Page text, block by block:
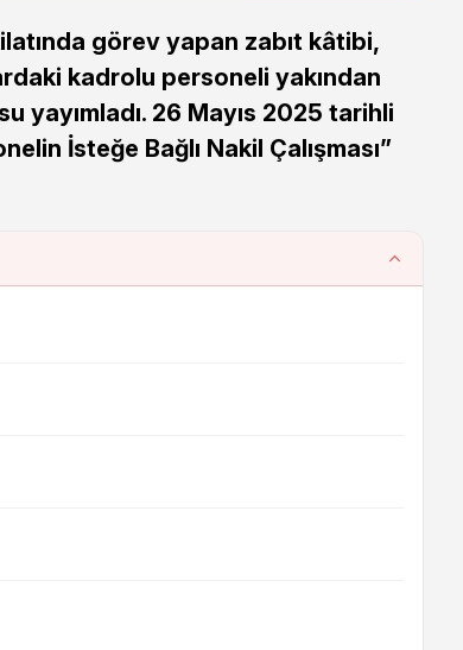
görev yapan zabıt kâtibi,
kadrolu personeli yakından
yayımladı. 26 Mayıs 2025 tarihli
İsteğe Bağlı Nakil Çalışması”